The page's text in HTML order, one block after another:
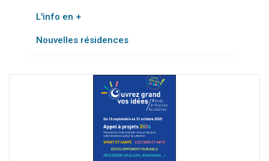
L'info en +
Nouvelles résidences